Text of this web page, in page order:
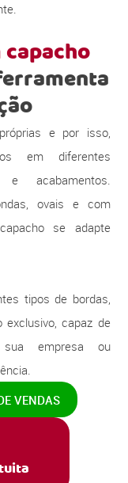
e por isso,
em diferentes
e acabamentos.
ovais e com
se adapte
tipos de bordas,
capaz de
empresa ou
VENDAS